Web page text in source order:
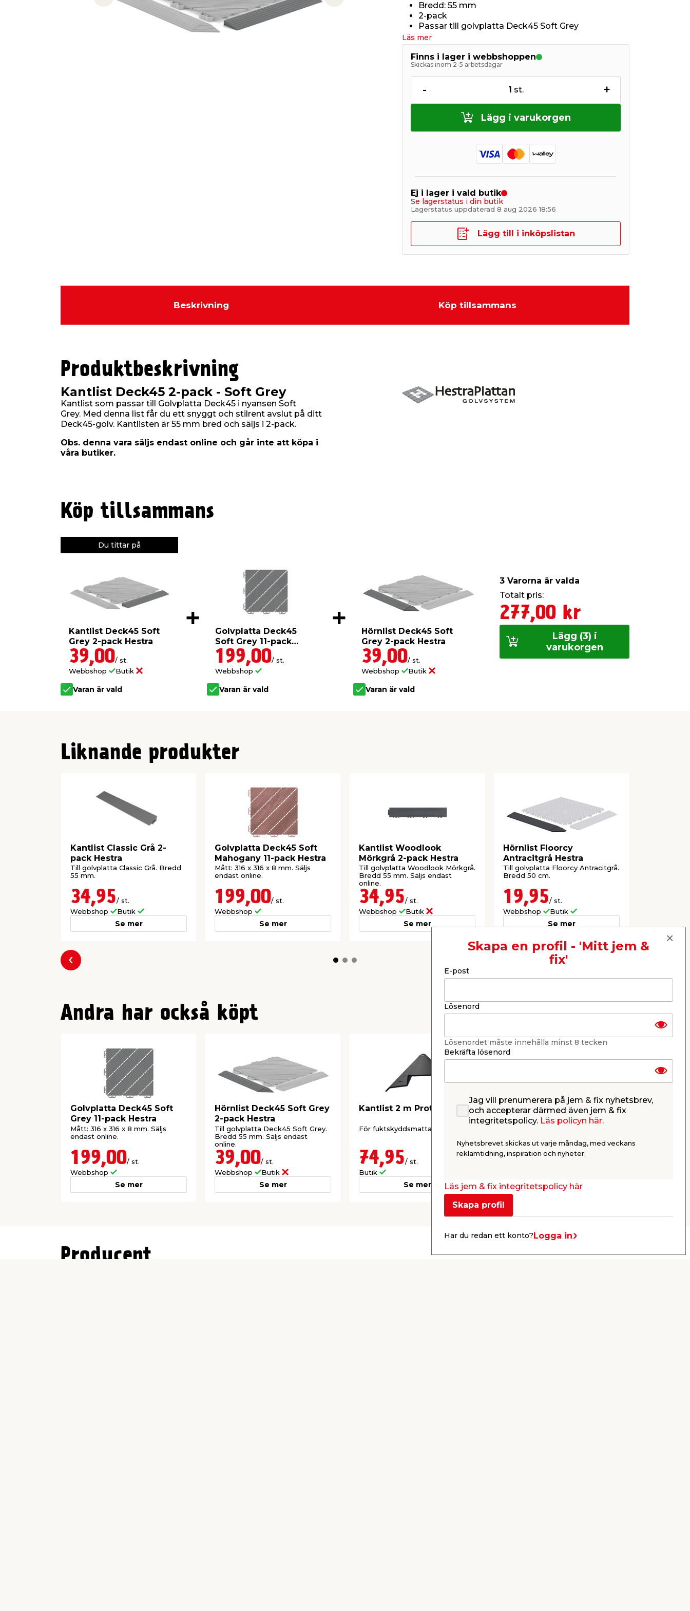
Previous slide Next slide
Bredd: 55 mm
2-pack
Passar till golvplatta Deck45 Soft Grey
Läs mer
Finns i lager i webbshoppen
Skickas inom 2-5 arbetsdagar
- 1 st. +
Lägg i varukorgen
Ej i lager i vald butik
Se lagerstatus i din butik
Lagerstatus uppdaterad 8 aug 2026 18:56
Lägg till i inköpslistan
Beskrivning Köp tillsammans
Produktbeskrivning
Kantlist Deck45 2-pack - Soft Grey
Kantlist som passar till Golvplatta Deck45 i nyansen Soft
Grey. Med denna list får du ett snyggt och stilrent avslut på ditt
Deck45-golv. Kantlisten är 55 mm bred och säljs i 2-pack.
Obs. denna vara säljs endast online och går inte att köpa i
våra butiker.
Köp tillsammans
Du tittar på
Kantlist Deck45 Soft
Grey 2-pack Hestra
39,00/ st.
Webbshop
Butik
Varan är vald
Golvplatta Deck45
Soft Grey 11-pack
Hestra
199,00/ st.
Webbshop
Varan är vald
Hörnlist Deck45 Soft
Grey 2-pack Hestra
39,00/ st.
Webbshop
Butik
Varan är vald
3 Varorna är valda
Totalt pris:
277,00 kr
Lägg (3) i
varukorgen
Liknande produkter
Kantlist Classic Grå 2-
pack Hestra
Till golvplatta Classic Grå. Bredd
55 mm.
34,95/ st.
Webbshop
Butik
Se mer
Golvplatta Deck45 Soft
Mahogany 11-pack Hestra
Mått: 316 x 316 x 8 mm. Säljs
endast online.
199,00/ st.
Webbshop
Se mer
Kantlist Woodlook
Mörkgrå 2-pack Hestra
Till golvplatta Woodlook Mörkgrå.
Bredd 55 mm. Säljs endast
online.
34,95/ st.
Webbshop
Butik
Se mer
Hörnlist Floorcy
Antracitgrå Hestra
Till golvplatta Floorcy Antracitgrå.
Bredd 50 cm.
19,95/ st.
Webbshop
Butik
Se mer
Föregående
Andra har också köpt
Golvplatta Deck45 Soft
Grey 11-pack Hestra
Mått: 316 x 316 x 8 mm. Säljs
endast online.
199,00/ st.
Webbshop
Se mer
Hörnlist Deck45 Soft Grey
2-pack Hestra
Till golvplatta Deck45 Soft Grey.
Bredd 55 mm. Säljs endast
online.
39,00/ st.
Webbshop
Butik
Se mer
Kantlist 2 m Protego
För fuktskyddsmatta.
74,95/ st.
Butik
Se mer
Kantband Trä Svart 34
mm x 300 cm
69,95
Se mer
Producent
Skapa en profil - 'Mitt jem &
fix'
E-post
Lösenord
Lösenordet måste innehålla minst 8 tecken
Bekräfta lösenord
Jag vill prenumerera på jem & fix nyhetsbrev,
och accepterar därmed även jem & fix
integritetspolicy. Läs policyn här.
Nyhetsbrevet skickas ut varje måndag, med veckans
reklamtidning, inspiration och nyheter.
Läs jem & fix integritetspolicy här
Skapa profil
Har du redan ett konto?Logga in